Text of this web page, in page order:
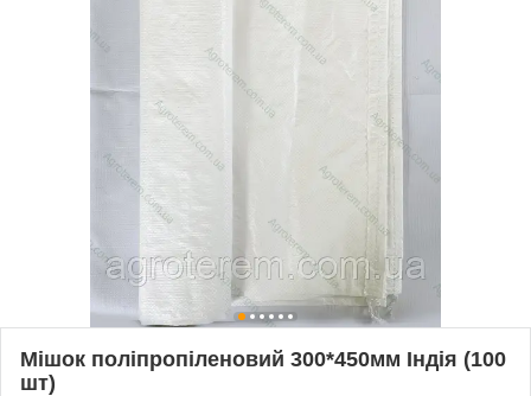
Мішок поліпропіленовий 300*450мм Індія (100
шт)